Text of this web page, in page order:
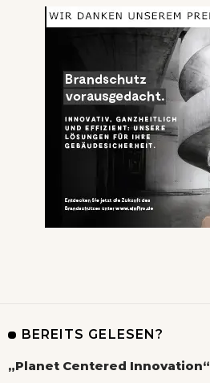
BEREITS GELESEN?
„Planet Centered Innovation“